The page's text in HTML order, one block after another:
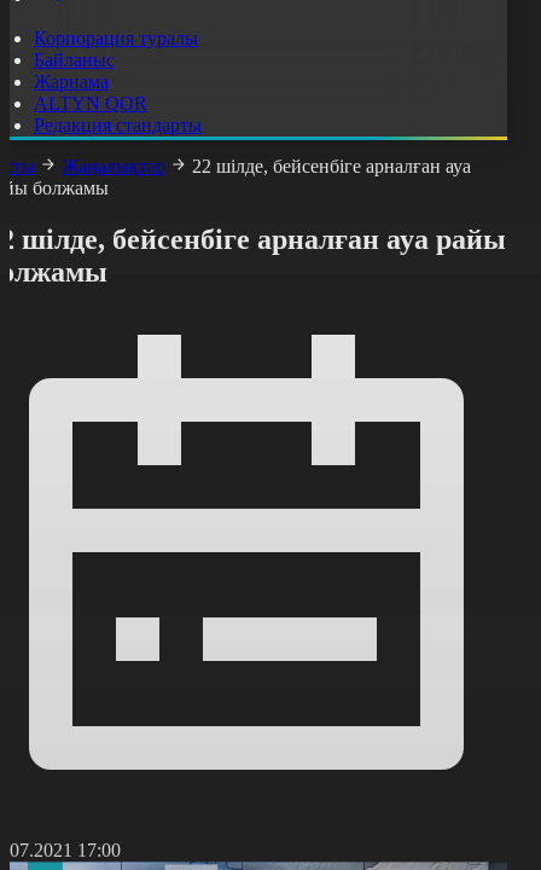
Корпорация туралы
Байланыс
Жарнама
ALTYN QOR
Редакция стандарты
Жаңалықтар
22 шілде, бейсенбіге арналған ауа
болжамы
шілде, бейсенбіге арналған ауа райы
17:00